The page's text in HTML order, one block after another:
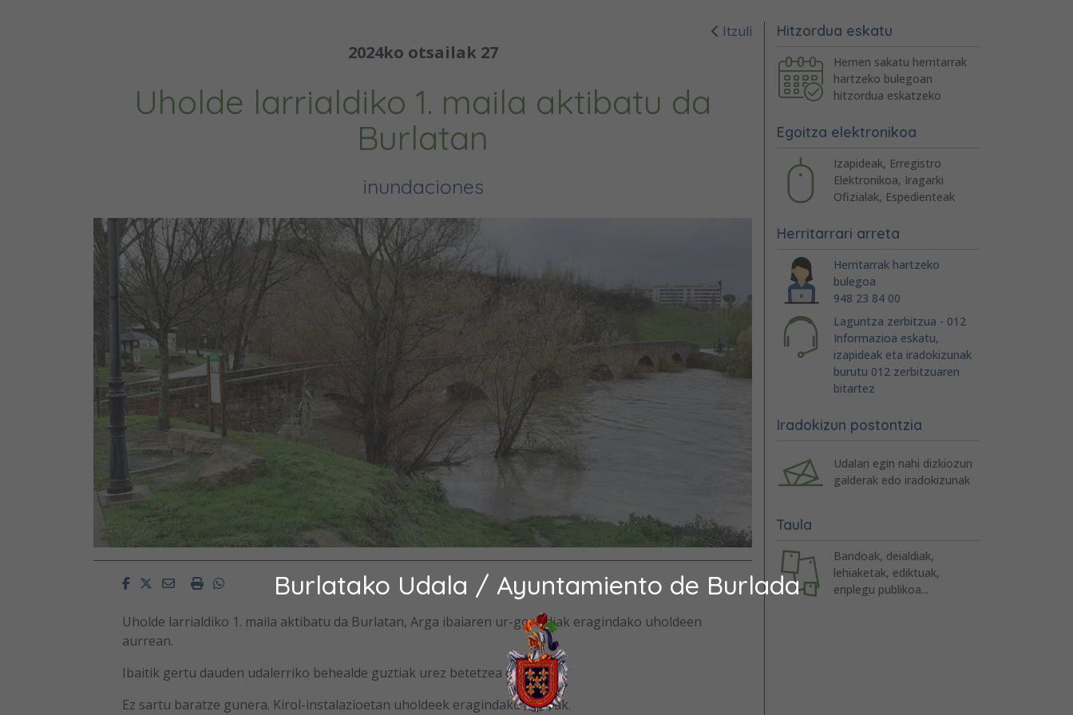
Burlatako Udala / Ayuntamiento de Burlada
Itzuli
2024ko otsailak 27
Uholde larrialdiko 1. maila aktibatu da
Burlatan
inundaciones
FacebookTwitterEmailImprimirWhatsapp
Uholde larrialdiko 1. maila aktibatu da Burlatan, Arga ibaiaren ur-goraldiak eragindako uholdeen
aurrean.
Ibaitik gertu dauden udalerriko behealde guztiak urez betetzea espero da.
Ez sartu baratze gunera. Kirol-instalazioetan uholdeek eragindako kalteak.
Hitzordua eskatu
Hemen sakatu herritarrak
hartzeko bulegoan
hitzordua eskatzeko
Egoitza elektronikoa
Izapideak, Erregistro
Elektronikoa, Iragarki
Ofizialak, Espedienteak
Herritarrari arreta
Herritarrak hartzeko
bulegoa
948 23 84 00
Laguntza zerbitzua - 012
Informazioa eskatu,
izapideak eta iradokizunak
burutu 012 zerbitzuaren
bitartez
Iradokizun postontzia
Udalari egin nahi dizkiozun
galderak edo iradokizunak
Taula
Bandoak, deialdiak,
lehiaketak, ediktuak,
enplegu publikoa...